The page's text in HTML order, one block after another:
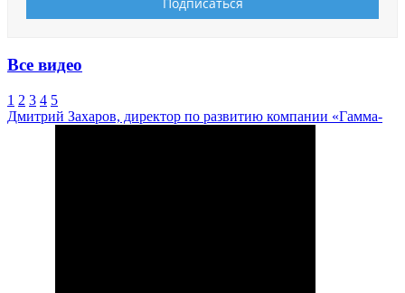
Все видео
1 2 3 4 5
Дмитрий Захаров, директор по развитию компании «Гамма-